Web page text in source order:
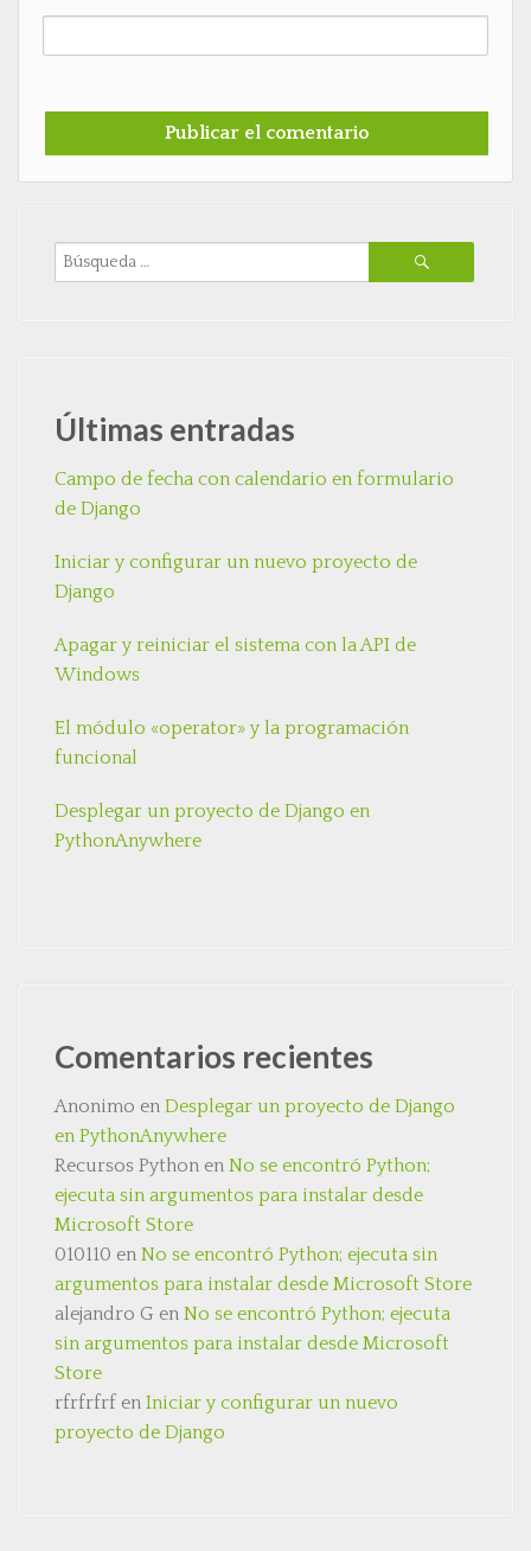
Últimas entradas
Campo de fecha con calendario en formulario
de Django
Iniciar y configurar un nuevo proyecto de
Django
Apagar y reiniciar el sistema con la API de
Windows
El módulo «operator» y la programación
funcional
Desplegar un proyecto de Django en
PythonAnywhere
Comentarios recientes
Anonimo en Desplegar un proyecto de Django
en PythonAnywhere
Recursos Python en No se encontró Python;
ejecuta sin argumentos para instalar desde
Microsoft Store
010110 en No se encontró Python; ejecuta sin
argumentos para instalar desde Microsoft Store
alejandro G en No se encontró Python; ejecuta
sin argumentos para instalar desde Microsoft
Store
rfrfrfrf en Iniciar y configurar un nuevo
proyecto de Django